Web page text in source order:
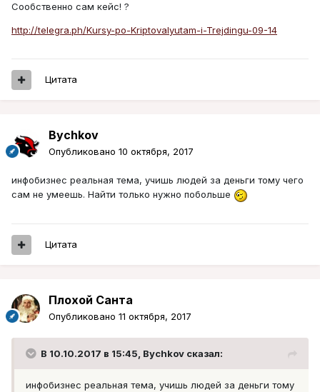
Сообственно сам кейс! ?
http://telegra.ph/Kursy-po-Kriptovalyutam-i-Trejdingu-09-14
Цитата
Bychkov
Опубликовано 10 октября, 2017
инфобизнес реальная тема, учишь людей за деньги тому чего
сам не умеешь. Найти только нужно побольше
Цитата
Плохой Санта
Опубликовано 11 октября, 2017
В 10.10.2017 в 15:45, Bychkov сказал:
инфобизнес реальная тема, учишь людей за деньги тому